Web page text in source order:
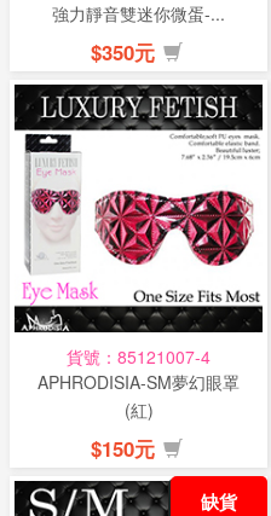
強力靜音雙迷你微蛋-...
$350元
貨號：85121007-4
APHRODISIA-SM夢幻眼罩
(紅)
$150元
缺貨